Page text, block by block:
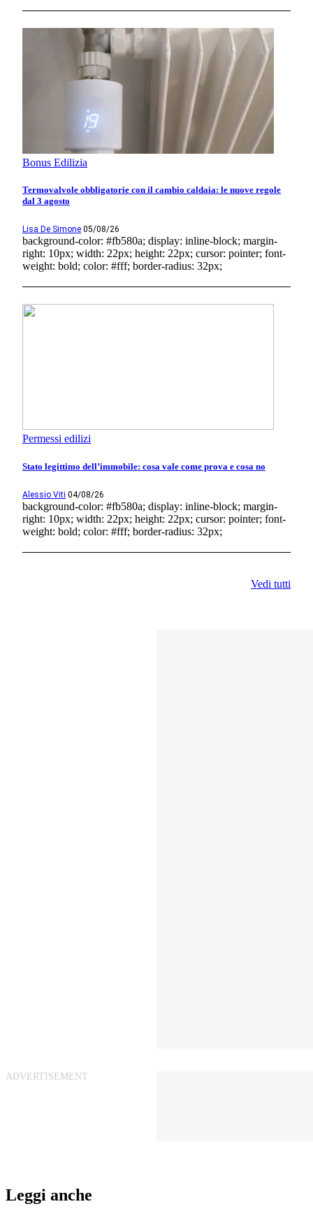
Bonus Edilizia
Termovalvole obbligatorie con il cambio caldaia: le nuove regole
dal 3 agosto
Lisa De Simone 05/08/26
background-color: #fb580a; display: inline-block; margin-
right: 10px; width: 22px; height: 22px; cursor: pointer; font-
weight: bold; color: #fff; border-radius: 32px;
Permessi edilizi
Stato legittimo dell’immobile: cosa vale come prova e cosa no
Alessio Viti 04/08/26
background-color: #fb580a; display: inline-block; margin-
right: 10px; width: 22px; height: 22px; cursor: pointer; font-
weight: bold; color: #fff; border-radius: 32px;
Vedi tutti
Leggi anche